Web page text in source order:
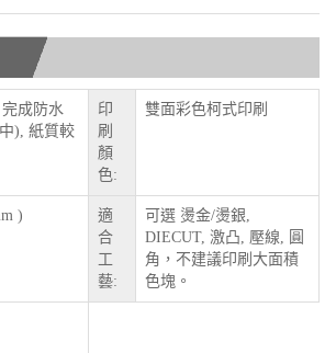
成防水
), 紙質較
印
刷
顏
色:
雙面彩色柯式印刷
)
適
合
工
藝:
可選 燙金/燙銀,
DIECUT, 激凸, 壓線, 圓
角，不建議印刷大面積
色塊。